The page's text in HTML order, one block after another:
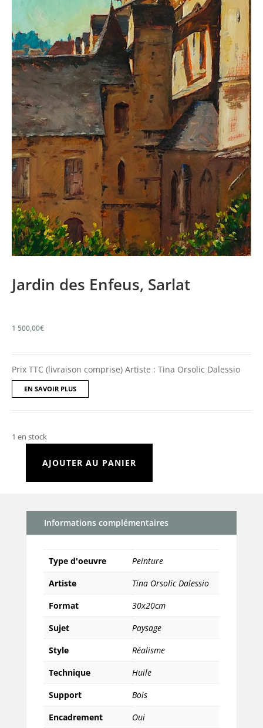
Jardin des Enfeus, Sarlat
1 500,00€
Prix TTC (livraison comprise) Artiste : Tina Orsolic Dalessio
EN SAVOIR PLUS
1 en stock
quantité
Sarlat
AJOUTER AU PANIER
Informations complémentaires
Type d'oeuvre
Peinture
Artiste
Tina Orsolic Dalessio
Format
30x20cm
Sujet
Paysage
Style
Réalisme
Technique
Huile
Support
Bois
Encadrement
Oui